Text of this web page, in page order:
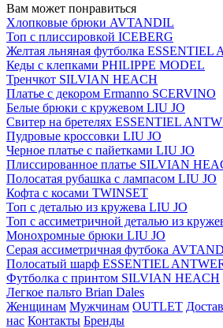
Вам может понравиться
Хлопковые брюки AVTANDIL
Топ с плиссировкой ICEBERG
Желтая льняная футболка ESSENTIEL
Кеды с клепками PHILIPPE MODEL
Тренчкот SILVIAN HEACH
Платье с декором Ermanno SCERVINO
Белые брюки с кружевом LIU JO
Свитер на бретелях ESSENTIEL
Пудровые кроссовки LIU JO
Черное платье с пайетками LIU JO
Плиссированное платье SILVIAN
Полосатая рубашка с лампасом LIU JO
Кофта с косами TWINSET
Топ с деталью из кружева LIU JO
Топ с ассиметричной деталью из
Монохромные брюки LIU JO
Серая ассиметричная футбока
Полосатый шарф ESSENTIEL
Футболка с принтом SILVIAN HEACH
Легкое пальто Brian Dales
Женщинам Мужчинам OUTLET
нас Контакты Бренды